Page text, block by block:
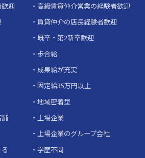
迎
高級賃貸仲介営業の経験者歓迎
賃貸仲介の店長経験者歓迎
既卒・第2新卒歓迎
歩合給
成果給が充実
固定給35万円以上
地域密着型
上場企業
上場企業のグループ会社
学歴不問